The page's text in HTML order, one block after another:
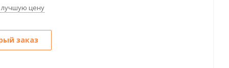
цену
заказ